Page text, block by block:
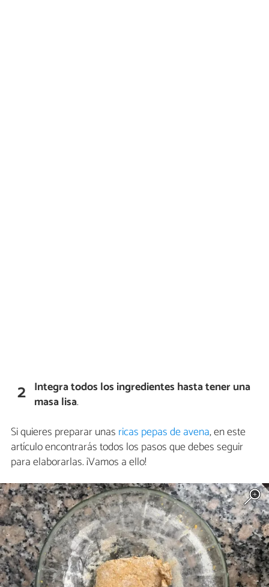
2 Integra todos los ingredientes hasta tener una
masa lisa.
Si quieres preparar unas ricas pepas de avena, en este
artículo encontrarás todos los pasos que debes seguir
para elaborarlas. ¡Vamos a ello!